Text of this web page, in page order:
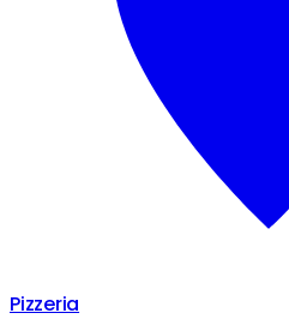
Pizzeria